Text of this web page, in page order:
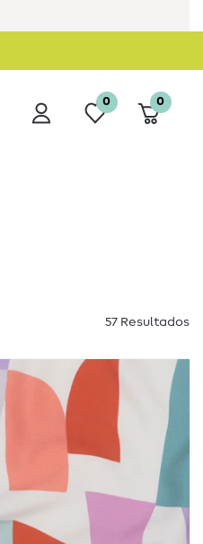
0 0
57 Resultados